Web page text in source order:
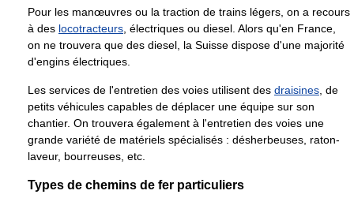
Pour les manœuvres ou la traction de trains légers, on a recours
à des locotracteurs , électriques ou diesel. Alors qu'en France,
on ne trouvera que des diesel, la Suisse dispose d'une majorité
d'engins électriques.
Les services de l'entretien des voies utilisent des draisines , de
petits véhicules capables de déplacer une équipe sur son
chantier. On trouvera également à l'entretien des voies une
grande variété de matériels spécialisés : désherbeuses, raton-
laveur, bourreuses, etc.
Types de chemins de fer particuliers